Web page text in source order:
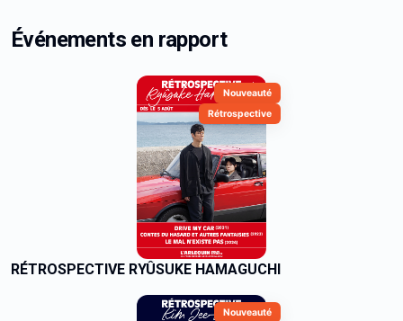
Événements en rapport
Nouveauté
Rétrospective
RÉTROSPECTIVE RYÛSUKE HAMAGUCHI
Nouveauté